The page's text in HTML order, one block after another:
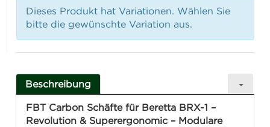
Dieses Produkt hat Variationen. Wählen Sie
bitte die gewünschte Variation aus.
Beschreibung
FBT Carbon Schäfte für Beretta BRX-1 –
Revolution & Superergonomic – Modulare